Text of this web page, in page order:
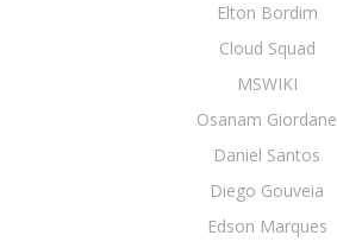
Elton Bordim
Cloud Squad
MSWIKI
Osanam Giordane
Daniel Santos
Diego Gouveia
Edson Marques